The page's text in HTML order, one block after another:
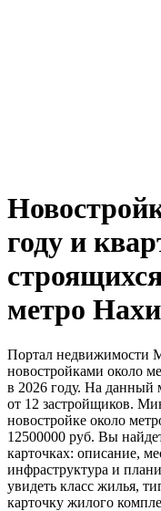
году и
метро
Портал недвижимости
новостройками около
в 2026 году. На данный
от 12 застройщиков.
новостройке около
12500000 руб. Вы
карточках: описание,
инфраструктура и
увидеть класс жилья,
карточку жилого